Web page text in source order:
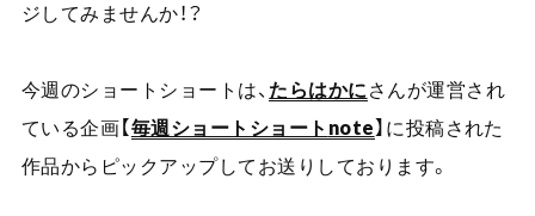
ジしてみませんか！？
今週のショートショートは、 たらはかに さんが運営され
ている企画【毎週ショートショート note】に投稿された
作品からピックアップしてお送りしております。